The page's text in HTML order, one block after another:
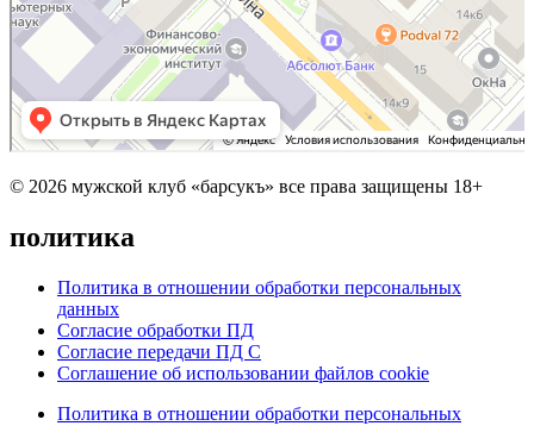
© 2026 мужской клуб «барсукъ» все права защищены 18+
политика
Политика в отношении обработки персональных
данных
Согласие обработки ПД
Согласие передачи ПД С
Соглашение об использовании файлов cookie
Политика в отношении обработки персональных